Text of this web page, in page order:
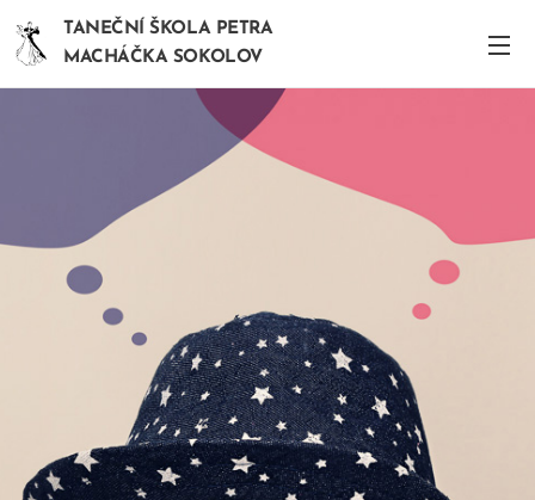
TANEČNÍ ŠKOLA PETRA
MACHÁČKA SOKOLOV